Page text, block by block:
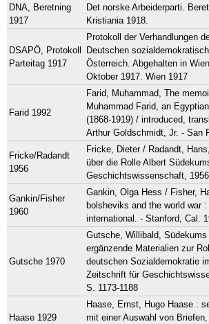
DNA, Beretning
1917
Det norske Arbeiderparti.
Kristiania 1918.
DSAPÖ, Protokoll
Parteitag 1917
Protokoll der Verhandlungen
Deutschen
Österreich. Abgehalten in
Oktober 1917. Wien 1917
Farid 1992
Farid, Muhammad, The
Muhammad Farid, an
(1868-1919) / introduced,
Arthur Goldschmidt, Jr. - San
Fricke/Radandt
1956
Fricke, Dieter / Radandt,
über die Rolle Albert
Geschichtswissenschaft,
Gankin/Fisher
1960
Gankin, Olga Hess / Fisher,
bolsheviks and the world war
international. - Stanford, Cal.
Gutsche 1970
Gutsche, Willibald, Südekums
ergänzende Materialien zur
deutschen Sozialdemokratie
Zeitschrift für
S. 1173-1188
Haase 1929
Haase, Ernst, Hugo Haase :
mit einer Auswahl von